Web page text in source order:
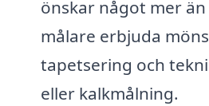
önskar något mer
målare erbjuda
tapetsering och
eller kalkmålning.